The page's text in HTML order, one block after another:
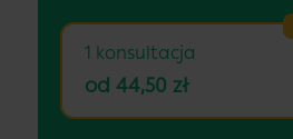
1 konsultacja
od 44,50 zł